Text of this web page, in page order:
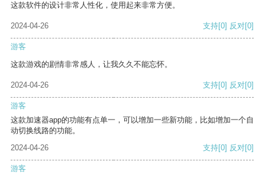
这款软件的设计非常人性化，使用起来非常方便。
2024-04-26 支持[0] 反对[0]
游客
这款游戏的剧情非常感人，让我久久不能忘怀。
2024-04-26 支持[0] 反对[0]
游客
这款加速器app的功能有点单一，可以增加一些新功能，比如增加一个自
动切换线路的功能。
2024-04-26
支持[0] 反对[0]
游客